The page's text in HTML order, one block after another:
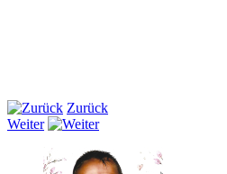
Zurück
Weiter